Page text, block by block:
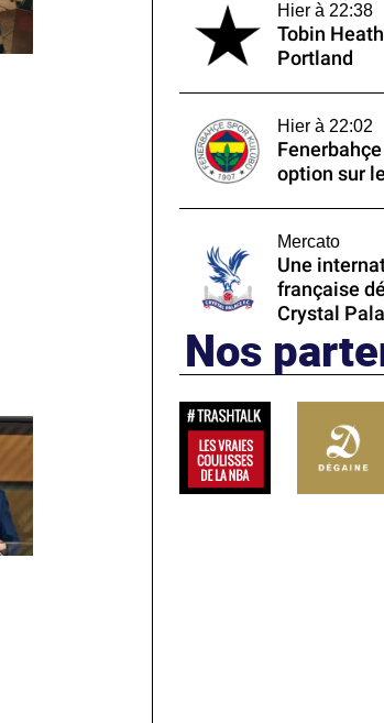
Hier à 22:38
Tobin
Portland
Hier à 22:02
option sur
Mercato
Une
française
Crystal
Nos